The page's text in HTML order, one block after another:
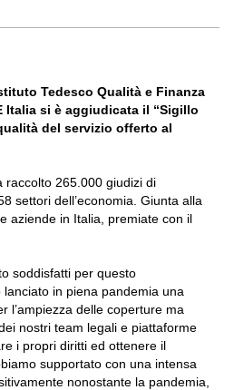
Tedesco Qualità e Finanza
Italia si è aggiudicata il “Sigillo
del servizio offerto al
raccolto 265.000 giudizi di
settori dell’economia. Giunta alla
aziende in Italia, premiate con il
soddisfatti per questo
in piena pandemia una
l’ampiezza delle coperture ma
nostri team legali e piattaforme
i propri diritti ed ottenere il
supportato con una intensa
nonostante la pandemia,